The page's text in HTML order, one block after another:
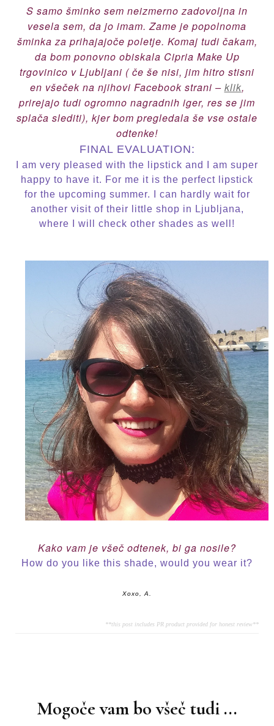
S samo šminko sem neizmerno zadovoljna in
vesela sem, da jo imam. Zame je popolnoma
šminka za prihajajoče poletje. Komaj tudi čakam,
da bom ponovno obiskala Cipria Make Up
trgovinico v Ljubljani ( če še nisi, jim hitro stisni
en všeček na njihovi Facebook strani – klik,
prirejajo tudi ogromno nagradnih iger, res se jim
splača slediti), kjer bom pregledala še vse ostale
odtenke!
FINAL EVALUATION:
I am very pleased with the lipstick and I am super
happy to have it. For me it is the perfect lipstick
for the upcoming summer. I can hardly wait for
another visit of their little shop in Ljubljana,
where I will check other shades as well!
Kako vam je všeč odtenek, bi ga nosile?
How do you like this shade, would you wear it?
Xoxo, A.
**this post includes PR product provided for honest review**
Mogoče vam bo všeč tudi ...